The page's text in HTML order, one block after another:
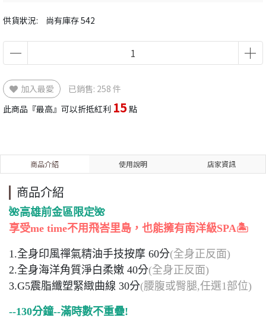
供貨狀況: 尚有庫存 542
加入最愛
已銷售: 258 件
此商品『最高』可以折抵紅利 15點
商品介紹 使用說明 店家資訊
商品介紹
🌺高雄前金區限定🌺
享受me time不用飛峇里島，也能擁有南洋級SPA🏝️
1.全身印風禪氣精油手技按摩 60分(全身正反面)
2.全身海洋角質淨白柔嫩 40分(全身正反面)
3.G5震脂纖塑緊緻曲線 30分(腰腹或臀腿,任選1部位)
--130分鐘--滿時數不重疊!